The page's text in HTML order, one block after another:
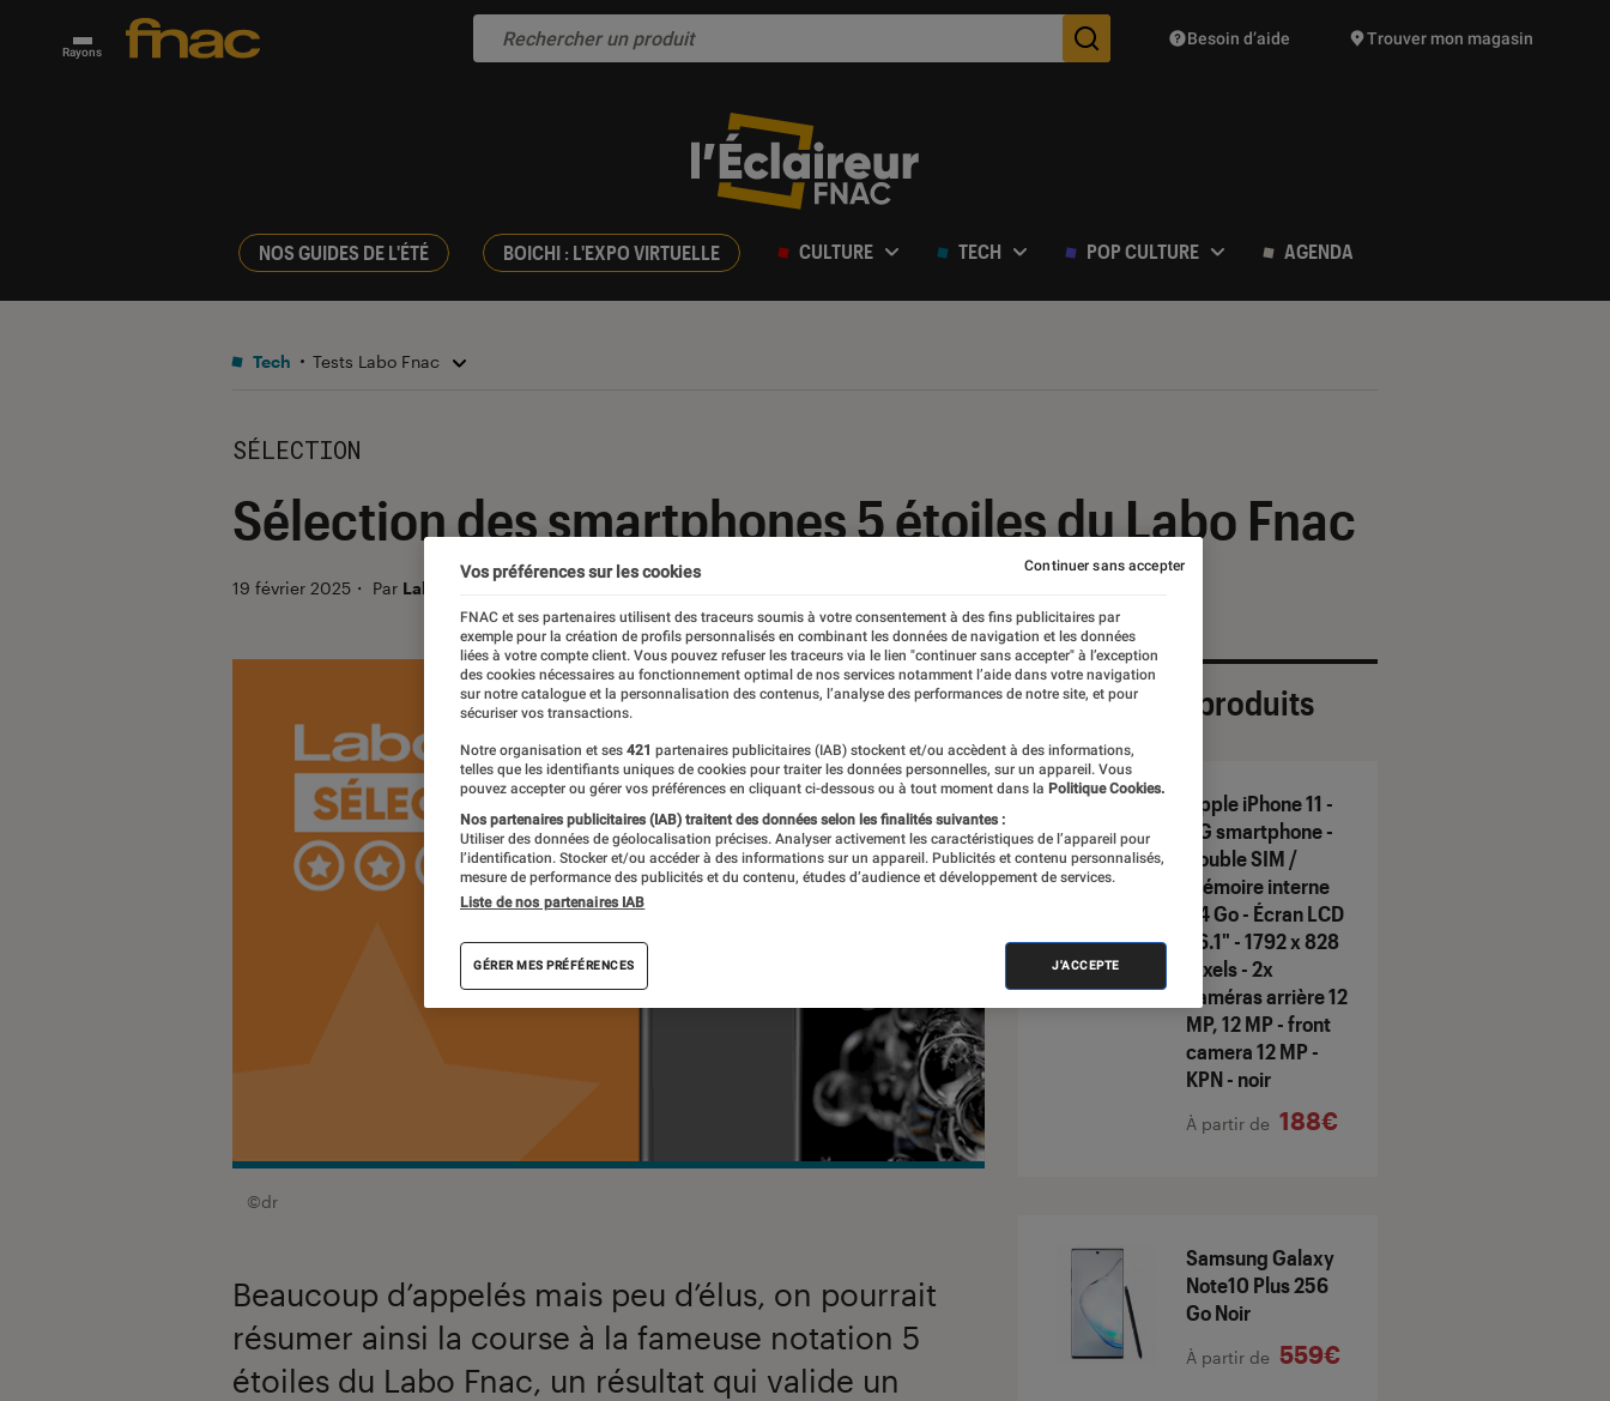
Rayons Des suggestions de produits vont vous être proposées
Besoin d’aide Trouver mon magasin
NOS GUIDES DE L'ÉTÉ BOICHI : L'EXPO VIRTUELLE CULTURE TECH POP CULTURE AGENDA
Tech Tests Labo Fnac
SÉLECTION
Sélection des smartphones 5 étoiles du Labo Fnac
19 février 2025 ・ Par Labo Fnac Sélections
©dr
Beaucoup d’appelés mais peu d’élus, on pourrait
résumer ainsi la course à la fameuse notation 5
étoiles du Labo Fnac, un résultat qui valide un
Sélection de produits
Apple iPhone 11 -
4G smartphone -
double SIM /
Mémoire interne
64 Go - Écran LCD
- 6.1" - 1792 x 828
pixels - 2x
caméras arrière 12
MP, 12 MP - front
camera 12 MP -
KPN - noir
À partir de 188€
Samsung Galaxy
Note10 Plus 256
Go Noir
À partir de 559€
Vos préférences sur les cookies
FNAC et ses partenaires utilisent des traceurs soumis à votre consentement à des fins publicitaires par
exemple pour la création de profils personnalisés en combinant les données de navigation et les données
liées à votre compte client. Vous pouvez refuser les traceurs via le lien "continuer sans accepter" à l’exception
des cookies nécessaires au fonctionnement optimal de nos services notamment l’aide dans votre navigation
sur notre catalogue et la personnalisation des contenus, l’analyse des performances de notre site, et pour
sécuriser vos transactions.
Notre organisation et ses 421 partenaires publicitaires (IAB) stockent et/ou accèdent à des informations,
telles que les identifiants uniques de cookies pour traiter les données personnelles, sur un appareil. Vous
pouvez accepter ou gérer vos préférences en cliquant ci-dessous ou à tout moment dans la Politique Cookies.
Nos partenaires publicitaires (IAB) traitent des données selon les finalités suivantes :
Utiliser des données de géolocalisation précises. Analyser activement les caractéristiques de l’appareil pour
l’identification. Stocker et/ou accéder à des informations sur un appareil. Publicités et contenu personnalisés,
mesure de performance des publicités et du contenu, études d’audience et développement de services.
Liste de nos partenaires IAB
GÉRER MES PRÉFÉRENCES J'ACCEPTE
Continuer sans accepter